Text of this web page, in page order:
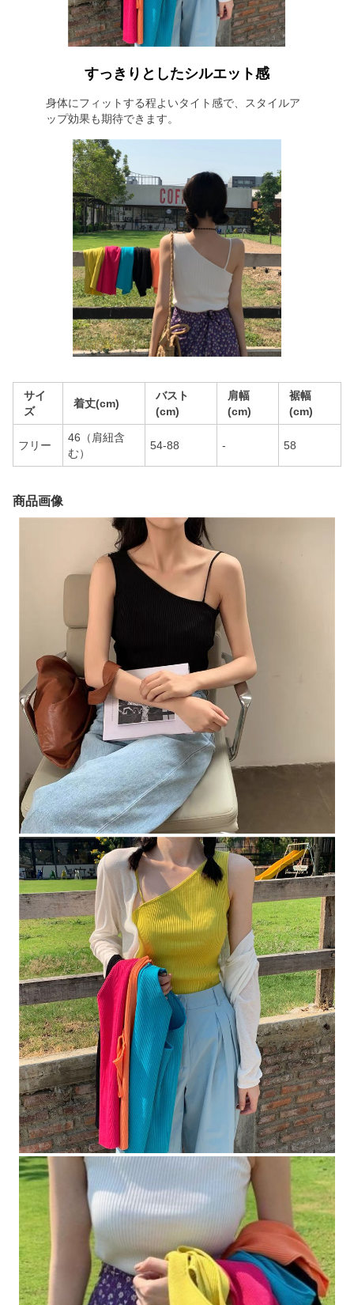
すっきりとしたシルエット感
身体にフィットする程よいタイト感で、スタイルア
ップ効果も期待できます。
サイ
ズ
着丈(cm)
バスト
(cm)
肩幅
(cm)
裾幅
(cm)
フリー
46（肩紐含
む）
54-88 - 58
商品画像